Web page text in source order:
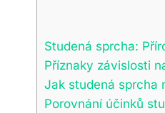
Studená sprcha:
Příznaky závislosti
Jak studená sprcha
Porovnání účinků